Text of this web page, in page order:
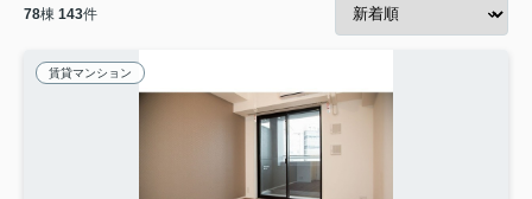
78棟 143件
賃貸マンション